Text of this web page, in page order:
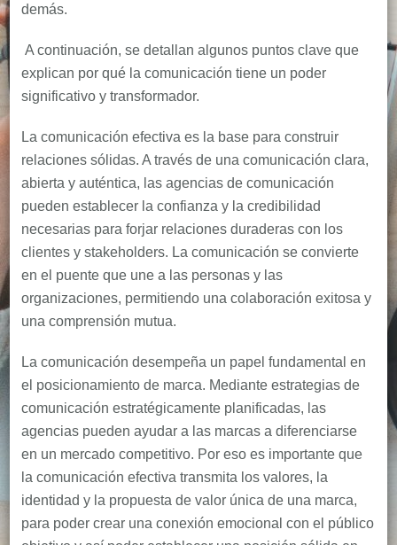
demás.
A continuación, se detallan algunos puntos clave que
explican por qué la comunicación tiene un poder
significativo y transformador.
La comunicación efectiva es la base para construir
relaciones sólidas. A través de una comunicación clara,
abierta y auténtica, las agencias de comunicación
pueden establecer la confianza y la credibilidad
necesarias para forjar relaciones duraderas con los
clientes y stakeholders. La comunicación se convierte
en el puente que une a las personas y las
organizaciones, permitiendo una colaboración exitosa y
una comprensión mutua.
La comunicación desempeña un papel fundamental en
el posicionamiento de marca. Mediante estrategias de
comunicación estratégicamente planificadas, las
agencias pueden ayudar a las marcas a diferenciarse
en un mercado competitivo. Por eso es importante que
la comunicación efectiva transmita los valores, la
identidad y la propuesta de valor única de una marca,
para poder crear una conexión emocional con el público